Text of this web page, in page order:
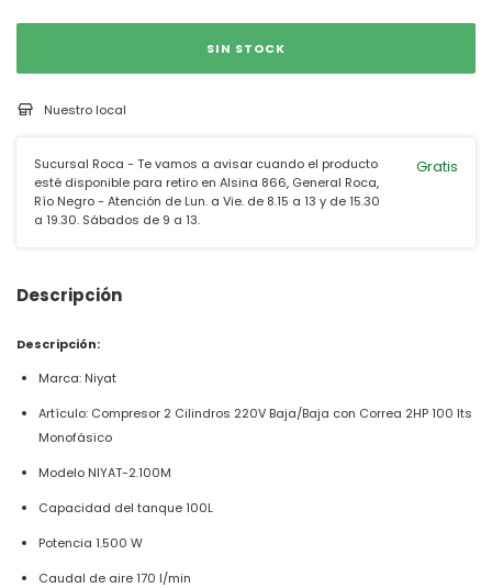
Nuestro local
Sucursal Roca - Te vamos a avisar cuando el producto
esté disponible para retiro en Alsina 866, General Roca,
Río Negro - Atención de Lun. a Vie. de 8.15 a 13 y de 15.30
a 19.30. Sábados de 9 a 13.
Gratis
Descripción
Descripción:
Marca: Niyat
Artículo: Compresor 2 Cilindros 220V Baja/Baja con Correa 2HP 100 lts
Monofásico
Modelo NIYAT-2.100M
Capacidad del tanque 100L
Potencia 1.500 W
Caudal de aire 170 l/min